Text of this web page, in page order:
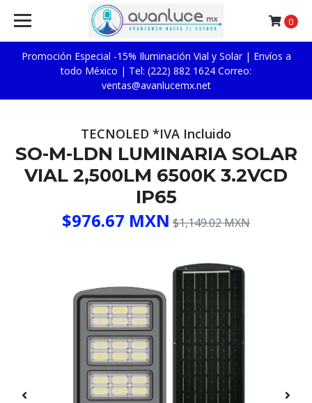
Promoción Especial -15% Iluminación Vial y Solar | Envíos a
todo México | Tel: (222) 882 1624 Correo:
ventas@avanlucemx.net
0
TECNOLED *IVA Incluido
SO-M-LDN LUMINARIA SOLAR
VIAL 2,500LM 6500K 3.2VCD
IP65
$976.67 MXN $1,149.02 MXN